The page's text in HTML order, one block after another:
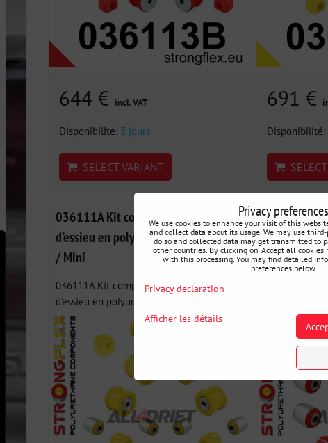
644 € incl. VAT
Disponibilité: 3 jours
SELECT VARIANT
691 €
Disponibilité:
SELECT
036111A Kit complet de silentblocs
d'essieu en polyuréthane SPORT BMW
/ Mini
036111A Kit complet de silentblocs
d'essieu en polyuréthane SPORT -...
036109B
arrière
036109B Kit
Privacy preferences
We use cookies to enhance your visit of this
and collect data about its usage. We may use
do so and collected data may get transmitted to
other countries. By clicking on 'Accept all
with this processing. You may find detailed
preferences below.
Privacy declaration
Afficher les détails